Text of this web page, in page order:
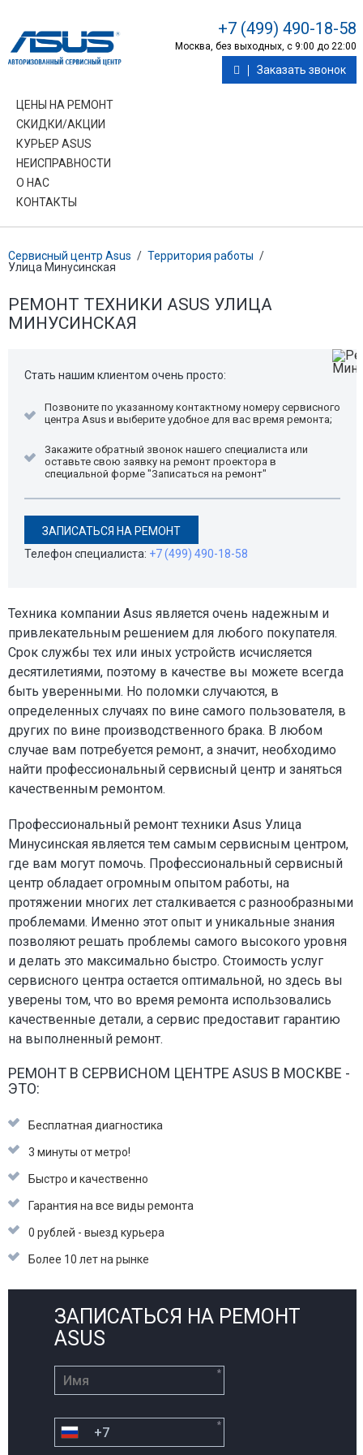
+7 (499) 490-18-58
Москва, без выходных, с 9:00 до 22:00
Заказать звонок
ЦЕНЫ НА РЕМОНТ
СКИДКИ/АКЦИИ
КУРЬЕР ASUS
НЕИСПРАВНОСТИ
О НАС
КОНТАКТЫ
Сервисный центр Asus / Территория работы /
Улица Минусинская
РЕМОНТ ТЕХНИКИ ASUS УЛИЦА
МИНУСИНСКАЯ
Стать нашим клиентом очень просто:
Позвоните по указанному контактному номеру сервисного
центра Asus и выберите удобное для вас время ремонта;
Закажите обратный звонок нашего специалиста или
оставьте свою заявку на ремонт проектора в
специальной форме "Записаться на ремонт"
ЗАПИСАТЬСЯ НА РЕМОНТ
Телефон специалиста: +7 (499) 490-18-58
Техника компании Asus является очень надежным и
привлекательным решением для любого покупателя.
Срок службы тех или иных устройств исчисляется
десятилетиями, поэтому в качестве вы можете всегда
быть уверенными. Но поломки случаются, в
определенных случаях по вине самого пользователя, в
других по вине производственного брака. В любом
случае вам потребуется ремонт, а значит, необходимо
найти профессиональный сервисный центр и заняться
качественным ремонтом.
Профессиональный ремонт техники Asus Улица
Минусинская является тем самым сервисным центром,
где вам могут помочь. Профессиональный сервисный
центр обладает огромным опытом работы, на
протяжении многих лет сталкивается с разнообразными
проблемами. Именно этот опыт и уникальные знания
позволяют решать проблемы самого высокого уровня
и делать это максимально быстро. Стоимость услуг
сервисного центра остается оптимальной, но здесь вы
уверены том, что во время ремонта использовались
качественные детали, а сервис предоставит гарантию
на выполненный ремонт.
РЕМОНТ В СЕРВИСНОМ ЦЕНТРЕ ASUS В МОСКВЕ -
ЭТО:
Бесплатная диагностика
3 минуты от метро!
Быстро и качественно
Гарантия на все виды ремонта
0 рублей - выезд курьера
Более 10 лет на рынке
ЗАПИСАТЬСЯ НА РЕМОНТ
ASUS
*
*